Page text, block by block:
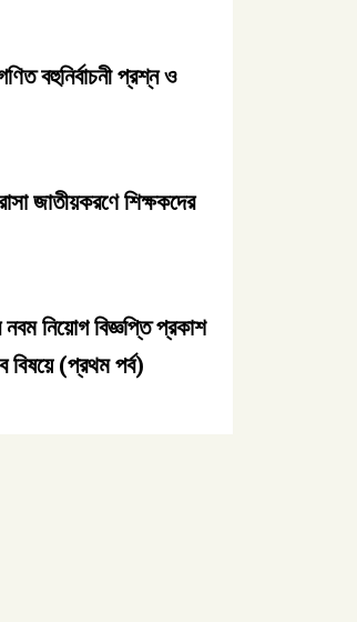
বহুনির্বাচনী প্রশ্ন ও
জাতীয়করণে শিক্ষকদের
নিয়োগ বিজ্ঞপ্তি প্রকাশ
বিষয়ে (প্রথম পর্ব)